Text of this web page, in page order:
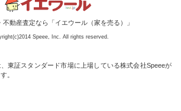
不動産査定なら「イエウール（家を売る）」
Speee, Inc. All rights reserved.
東証スタンダード市場に上場している株式会社Speeeが
。